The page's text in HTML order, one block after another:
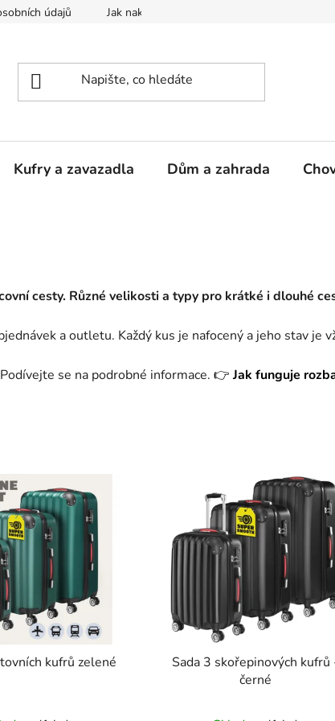
údajů Jak nakupovat
Kufry a zavazadla Dům a zahrada
cesty. Různé velikosti a typy pro krátké i dlouhé
a outletu. Každý kus je nafocený a jeho stav je
se na podrobné informace. 👉Jak funguje
kufrů zelené
Sada 3 skořepinových kufrů
černé